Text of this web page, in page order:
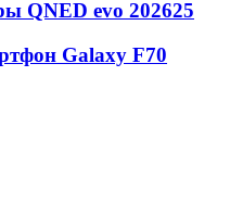
QNED evo 202625
Galaxy F70